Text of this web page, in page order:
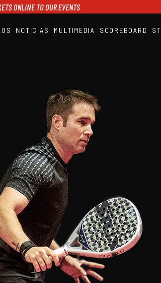
ONLINE TO OUR EVENTS
NOTICIAS MULTIMEDIA SCOREBOARD
SCOREBOARD